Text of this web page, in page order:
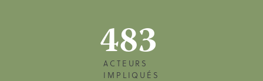
483
ACTEURS
IMPLIQUÉS